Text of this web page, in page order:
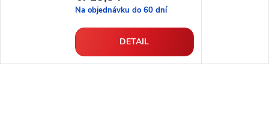
Na objednávku do 60 dní
DETAIL